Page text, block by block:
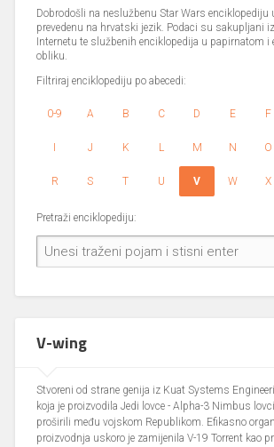
Dobrodošli na neslužbenu Star Wars enciklopediju
prevedenu na hrvatski jezik. Podaci su sakupljani
Internetu te službenih enciklopedija u papirnatom i
obliku.
Filtriraj enciklopediju po abecedi:
0-9 A B C D E F
I J K L M N O
R S T U V W X
Pretraži enciklopediju:
V-wing
Stvoreni od strane genija iz Kuat Systems
koja je proizvodila Jedi lovce - Alpha-3 Nimbus
proširili među vojskom Republikom. Efikasno
proizvodnja uskoro je zamijenila V-19 Torrent kao